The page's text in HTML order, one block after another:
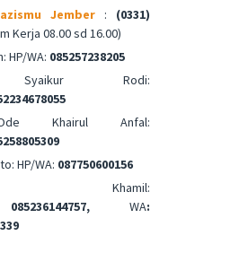
Jember : (0331)
Kerja 08.00 sd 16.00)
HP/WA: 085257238205
Rodi:
Khairul Anfal:
HP/WA: 087750600156
Khamil:
085236144757, WA: